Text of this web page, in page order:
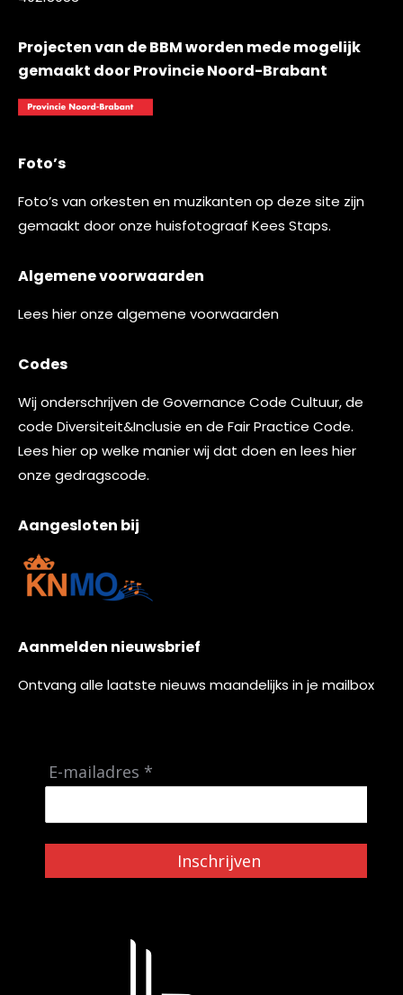
Projecten van de BBM worden mede mogelijk
gemaakt door Provincie Noord-Brabant
Foto’s
Foto’s van orkesten en muzikanten op deze site zijn
gemaakt door onze huisfotograaf Kees Staps.
Algemene voorwaarden
Lees hieronze algemene voorwaarden
Codes
Wij onderschrijven de Governance Code Cultuur, de
code Diversiteit&Inclusie en de Fair Practice Code.
Lees hierop welke manier wij dat doen en lees hier
onze gedragscode.
Aangesloten bij
Aanmelden nieuwsbrief
Ontvang alle laatste nieuws maandelijks in je mailbox
E-mailadres *
Inschrijven